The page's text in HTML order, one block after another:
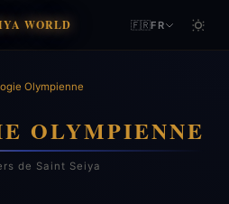
WORLD 🇫🇷FR
Olympienne
OLYMPIENNE
de Saint Seiya